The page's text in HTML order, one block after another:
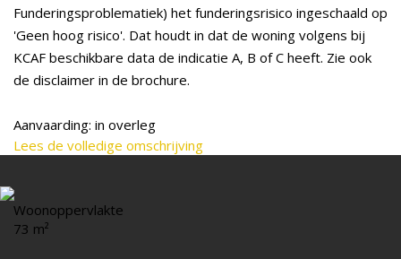
Funderingsproblematiek) het funderingsrisico ingeschaald op
'Geen hoog risico'. Dat houdt in dat de woning volgens bij
KCAF beschikbare data de indicatie A, B of C heeft. Zie ook
de disclaimer in de brochure.
Aanvaarding: in overleg
Lees de volledige omschrijving
Woonoppervlakte
73 m²